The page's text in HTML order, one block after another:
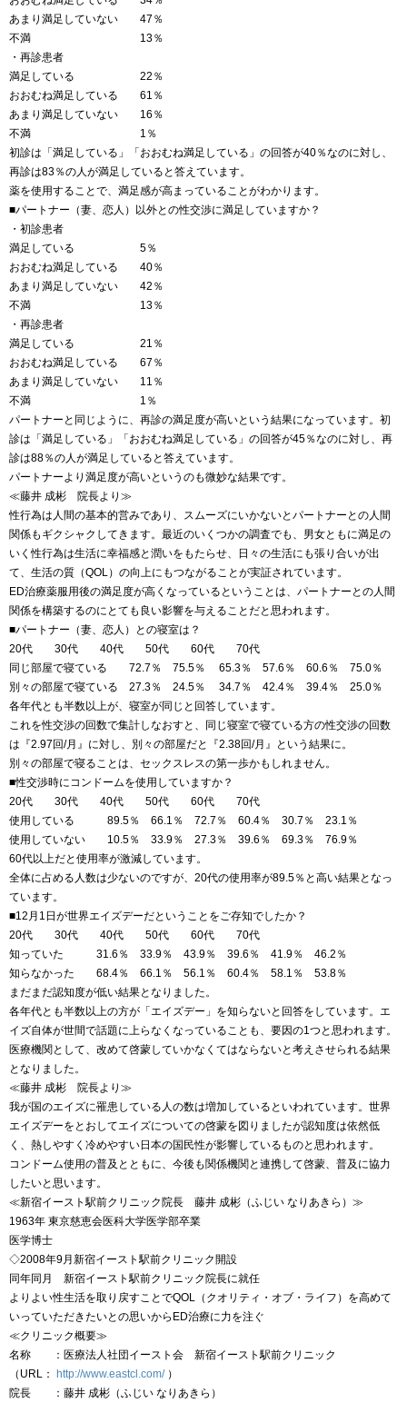
あまり満足していない 47％
不満 13％
・再診患者
満足している 22％
おおむね満足している 61％
あまり満足していない 16％
不満 1％
初診は「満足している」「おおむね満足している」の回答が40％なのに対し、
再診は83％の人が満足していると答えています。
薬を使用することで、満足感が高まっていることがわかります。
■パートナー（妻、恋人）以外との性交渉に満足していますか？
・初診患者
満足している 5％
おおむね満足している 40％
あまり満足していない 42％
不満 13％
・再診患者
満足している 21％
おおむね満足している 67％
あまり満足していない 11％
不満 1％
パートナーと同じように、再診の満足度が高いという結果になっています。初
診は「満足している」「おおむね満足している」の回答が45％なのに対し、再
診は88％の人が満足していると答えています。
パートナーより満足度が高いというのも微妙な結果です。
≪藤井 成彬 院長より≫
性行為は人間の基本的営みであり、スムーズにいかないとパートナーとの人間
関係もギクシャクしてきます。最近のいくつかの調査でも、男女ともに満足の
いく性行為は生活に幸福感と潤いをもたらせ、日々の生活にも張り合いが出
て、生活の質（QOL）の向上にもつながることが実証されています。
ED治療薬服用後の満足度が高くなっているということは、パートナーとの人間
関係を構築するのにとても良い影響を与えることだと思われます。
■パートナー（妻、恋人）との寝室は？
20代 30代 40代 50代 60代 70代
同じ部屋で寝ている 72.7％ 75.5％ 65.3％ 57.6％ 60.6％ 75.0％
別々の部屋で寝ている 27.3％ 24.5％ 34.7％ 42.4％ 39.4％ 25.0％
各年代とも半数以上が、寝室が同じと回答しています。
これを性交渉の回数で集計しなおすと、同じ寝室で寝ている方の性交渉の回数
は『2.97回/月』に対し、別々の部屋だと『2.38回/月』という結果に。
別々の部屋で寝ることは、セックスレスの第一歩かもしれません。
■性交渉時にコンドームを使用していますか？
20代 30代 40代 50代 60代 70代
使用している 89.5％ 66.1％ 72.7％ 60.4％ 30.7％ 23.1％
使用していない 10.5％ 33.9％ 27.3％ 39.6％ 69.3％ 76.9％
60代以上だと使用率が激減しています。
全体に占める人数は少ないのですが、20代の使用率が89.5％と高い結果となっ
ています。
■12月1日が世界エイズデーだということをご存知でしたか？
20代 30代 40代 50代 60代 70代
知っていた 31.6％ 33.9％ 43.9％ 39.6％ 41.9％ 46.2％
知らなかった 68.4％ 66.1％ 56.1％ 60.4％ 58.1％ 53.8％
まだまだ認知度が低い結果となりました。
各年代とも半数以上の方が「エイズデー」を知らないと回答をしています。エ
イズ自体が世間で話題に上らなくなっていることも、要因の1つと思われます。
医療機関として、改めて啓蒙していかなくてはならないと考えさせられる結果
となりました。
≪藤井 成彬 院長より≫
我が国のエイズに罹患している人の数は増加しているといわれています。世界
エイズデーをとおしてエイズについての啓蒙を図りましたが認知度は依然低
く、熱しやすく冷めやすい日本の国民性が影響しているものと思われます。
コンドーム使用の普及とともに、今後も関係機関と連携して啓蒙、普及に協力
したいと思います。
≪新宿イースト駅前クリニック院長 藤井 成彬（ふじい なりあきら）≫
1963年 東京慈恵会医科大学医学部卒業
医学博士
◇2008年9月新宿イースト駅前クリニック開設
同年同月 新宿イースト駅前クリニック院長に就任
よりよい性生活を取り戻すことでQOL（クオリティ・オブ・ライフ）を高めて
いっていただきたいとの思いからED治療に力を注ぐ
≪クリニック概要≫
名称 ：医療法人社団イースト会 新宿イースト駅前クリニック
（URL：
http://www.eastcl.com/）
院長 ：藤井 成彬（ふじい なりあきら）